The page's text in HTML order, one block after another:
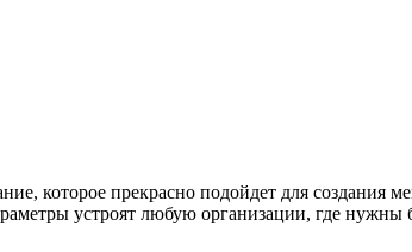
которое прекрасно подойдет для создания
устроят любую организации, где